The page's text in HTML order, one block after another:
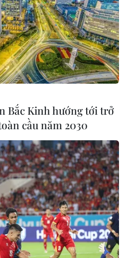
gia ‘tăng cường
hoàn’
sẻ các mô hình kinh tế tuần
thân thiện với môi trường; mô
mua bán lại sản phẩm
Bắc Kinh hướng tới trở
cầu năm 2030